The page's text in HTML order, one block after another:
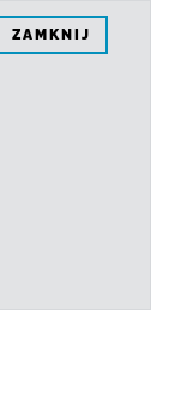
ZAMKNIJ